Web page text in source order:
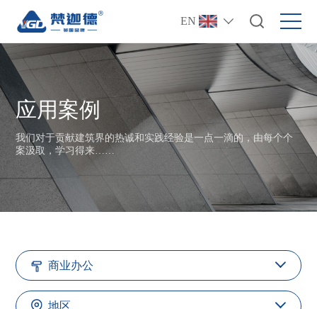
EN
应用案例
我们对于贡献建筑界的热诚和实践经验是一点一滴的，由每个个
案汲取，学习得来……
商业办公
地区